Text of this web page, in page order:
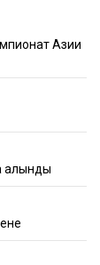
Азии
алынды